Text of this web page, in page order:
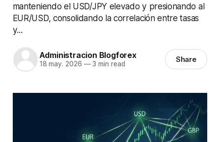
manteniendo el USD/JPY elevado y presionando al
EUR/USD, consolidando la correlación entre tasas
y...
Administracion Blogforex
18 may. 2026 —3 min read Share